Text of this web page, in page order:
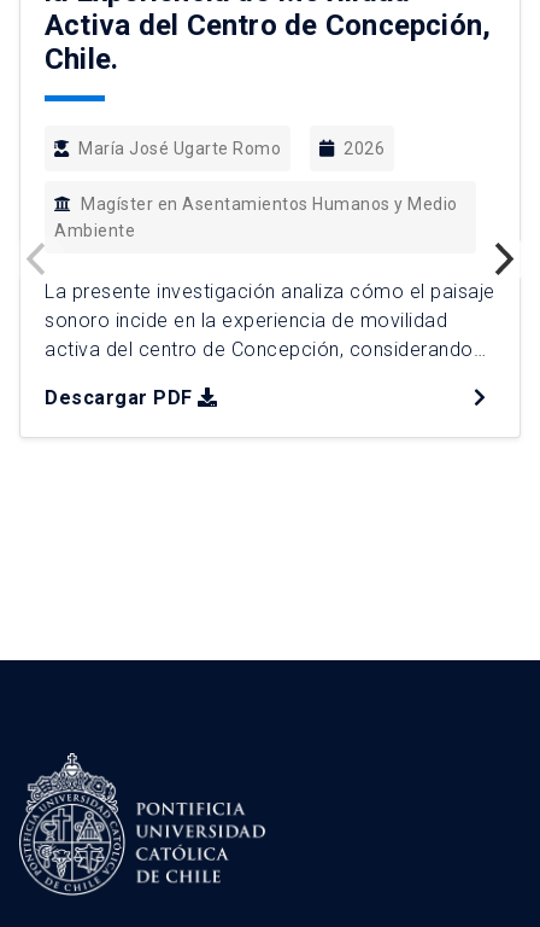
Activa del Centro de Concepción,
Chile.
María José Ugarte Romo 2026
Magíster en Asentamientos Humanos y Medio
Ambiente
La presente investigación analiza cómo el paisaje
sonoro incide en la experiencia de movilidad
activa del centro de Concepción, considerando
una perspectiva perceptual. Frente a enfoques
tradicionales centrados en factores físicos del
Descargar PDF